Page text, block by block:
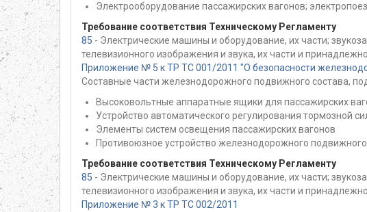
Электрооборудование пассажирских вагонов;
Требование соответствия Техническому Регламенту
85 - Электрические машины и оборудование, их части;
телевизионного изображения и звука, их части и
Приложение № 5 к ТР ТС 001/2011 "О безопасности
Составные части железнодорожного подвижного состава,
Высоковольтные аппаратные ящики для пассажирских
Устройство автоматического регулирования тормозной
Элементы систем освещения пассажирских вагонов
Противоюзное устройство железнодорожного подвижного
Требование соответствия Техническому Регламенту
85 - Электрические машины и оборудование, их части;
телевизионного изображения и звука, их части и
Приложение № 3 к ТР ТС 002/2011